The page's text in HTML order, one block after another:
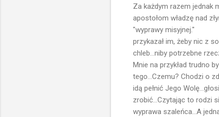
Za każdym razem jednak
apostołom władzę nad
"wyprawy misyjnej."
przykazał im, żeby nic z
chleb...niby potrzebne
Mnie na przykład trudno
tego...Czemu? Chodzi o
idą pełnić Jego
zrobić...Czytając to rodzi
wyprawa szaleńca...A